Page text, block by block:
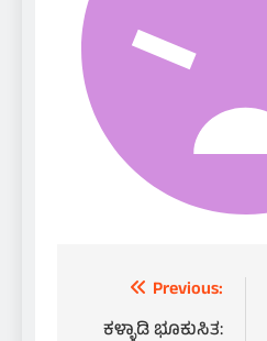
Previous:
ಕಳ್ಳಾಡಿ ಭೂಕುಸಿತ: